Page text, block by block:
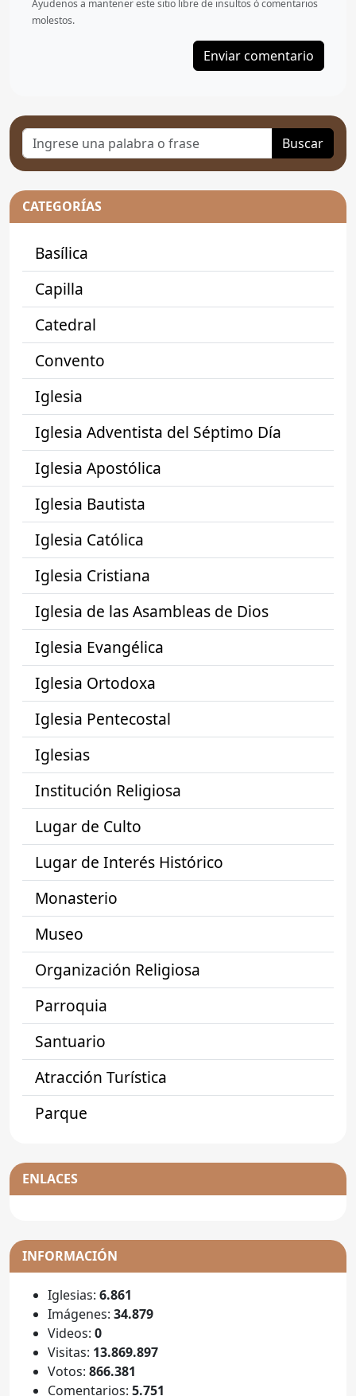
Ayudenos a mantener este sitio libre de insultos ó comentarios
molestos.
Buscar
CATEGORÍAS
Basílica
Capilla
Catedral
Convento
Iglesia
Iglesia Adventista del Séptimo Día
Iglesia Apostólica
Iglesia Bautista
Iglesia Católica
Iglesia Cristiana
Iglesia de las Asambleas de Dios
Iglesia Evangélica
Iglesia Ortodoxa
Iglesia Pentecostal
Iglesias
Institución Religiosa
Lugar de Culto
Lugar de Interés Histórico
Monasterio
Museo
Organización Religiosa
Parroquia
Santuario
Atracción Turística
Parque
ENLACES
INFORMACIÓN
Iglesias: 6.861
Imágenes: 34.879
Videos: 0
Visitas: 13.869.897
Votos: 866.381
Comentarios: 5.751